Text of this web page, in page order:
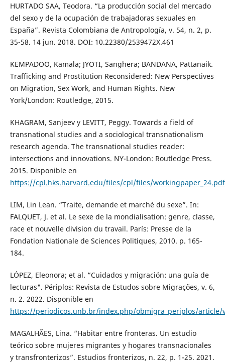
HURTADO SAA, Teodora. “La producción social del mercado
del sexo y de la ocupación de trabajadoras sexuales en
España”. Revista Colombiana de Antropología, v. 54, n. 2, p.
35-58. 14 jun. 2018. DOI: 10.22380/2539472X.461
KEMPADOO, Kamala; JYOTI, Sanghera; BANDANA, Pattanaik.
Trafficking and Prostitution Reconsidered: New Perspectives
on Migration, Sex Work, and Human Rights. New
York/London: Routledge, 2015.
KHAGRAM, Sanjeev y LEVITT, Peggy. Towards a field of
transnational studies and a sociological transnationalism
research agenda. The transnational studies reader:
intersections and innovations. NY-London: Routledge Press.
2015. Disponible en
https://cpl.hks.harvard.edu/files/cpl/files/workingpaper_24.pdf
LIM, Lin Lean. “Traite, demande et marché du sexe”. In:
FALQUET, J. et al. Le sexe de la mondialisation: genre, classe,
race et nouvelle division du travail. París: Presse de la
Fondation Nationale de Sciences Politiques, 2010. p. 165-
184.
LÓPEZ, Eleonora; et al. “Cuidados y migración: una guía de
lecturas". Périplos: Revista de Estudos sobre Migrações, v. 6,
n. 2. 2022. Disponible en
https://periodicos.unb.br/index.php/obmigra_periplos/article/
MAGALHÃES, Lina. “Habitar entre fronteras. Un estudio
teórico sobre mujeres migrantes y hogares transnacionales
y transfronterizos”. Estudios fronterizos, n. 22, p. 1-25. 2021.